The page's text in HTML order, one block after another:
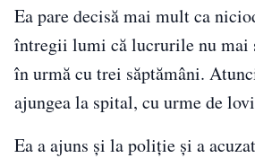
Ea pare decisă mai mult ca
întregii lumi că lucrurile nu mai
în urmă cu trei săptămâni.
ajungea la spital, cu urme de
Ea a ajuns și la poliție și a